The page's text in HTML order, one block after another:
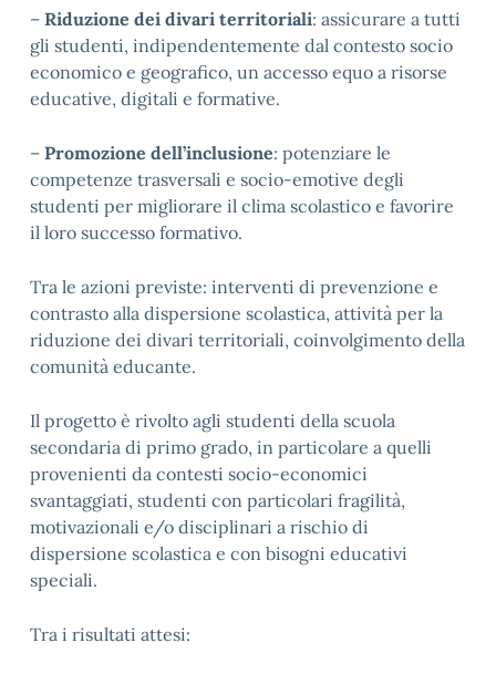
– Riduzione dei divari territoriali: assicurare a tutti
gli studenti, indipendentemente dal contesto socio
economico e geografico, un accesso equo a risorse
educative, digitali e formative.
– Promozione dell’inclusione: potenziare le
competenze trasversali e socio-emotive degli
studenti per migliorare il clima scolastico e favorire
il loro successo formativo.
Tra le azioni previste: interventi di prevenzione e
contrasto alla dispersione scolastica, attività per la
riduzione dei divari territoriali, coinvolgimento della
comunità educante.
Il progetto è rivolto agli studenti della scuola
secondaria di primo grado, in particolare a quelli
provenienti da contesti socio-economici
svantaggiati, studenti con particolari fragilità,
motivazionali e/o disciplinari a rischio di
dispersione scolastica e con bisogni educativi
speciali.
Tra i risultati attesi: